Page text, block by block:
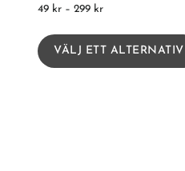
49 kr – 299 kr
VÄLJ ETT ALTERNATIV